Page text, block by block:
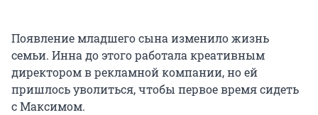
Появление младшего сына изменило жизнь
семьи. Инна до этого работала креативным
директором в рекламной компании, но ей
пришлось уволиться, чтобы первое время сидеть
с Максимом.